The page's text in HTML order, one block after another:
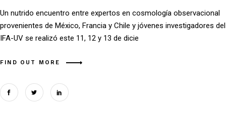
Un nutrido encuentro entre expertos en cosmología observacional
provenientes de México, Francia y Chile y jóvenes investigadores del
IFA-UV se realizó este 11, 12 y 13 de dicie
FIND OUT MORE